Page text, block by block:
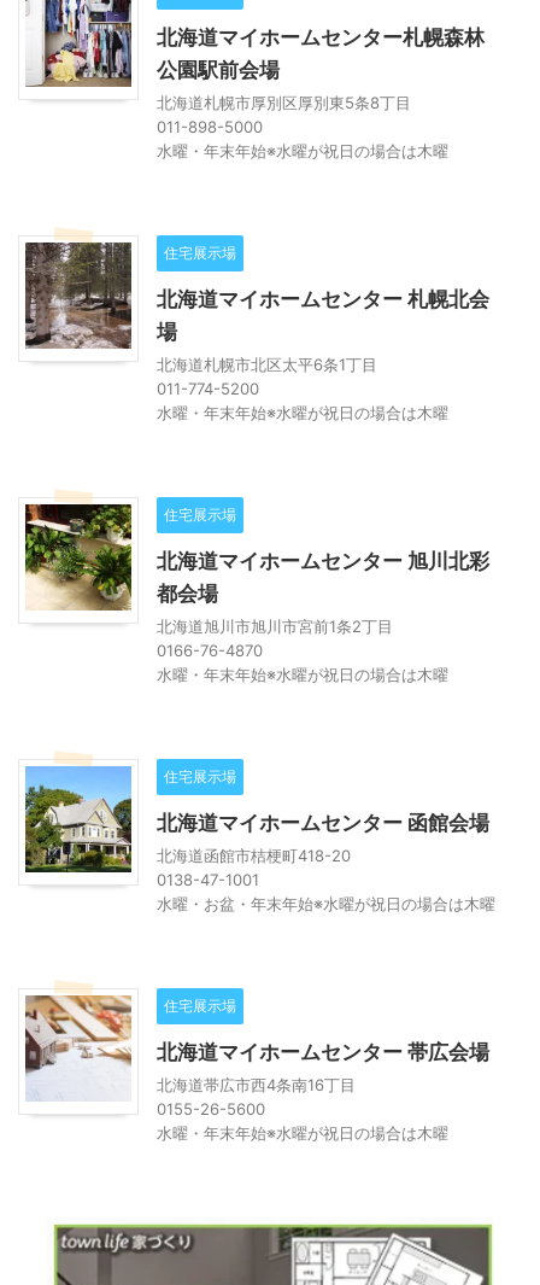
北海道マイホームセンター札幌森林
公園駅前会場
北海道札幌市厚別区厚別東5条8丁目
011-898-5000
水曜・年末年始※水曜が祝日の場合は木曜
住宅展示場
北海道マイホームセンター 札幌北会
場
北海道札幌市北区太平6条1丁目
011-774-5200
水曜・年末年始※水曜が祝日の場合は木曜
住宅展示場
北海道マイホームセンター 旭川北彩
都会場
北海道旭川市旭川市宮前1条2丁目
0166-76-4870
水曜・年末年始※水曜が祝日の場合は木曜
住宅展示場
北海道マイホームセンター 函館会場
北海道函館市桔梗町418-20
0138-47-1001
水曜・お盆・年末年始※水曜が祝日の場合は木曜
住宅展示場
北海道マイホームセンター 帯広会場
北海道帯広市西4条南16丁目
0155-26-5600
水曜・年末年始※水曜が祝日の場合は木曜